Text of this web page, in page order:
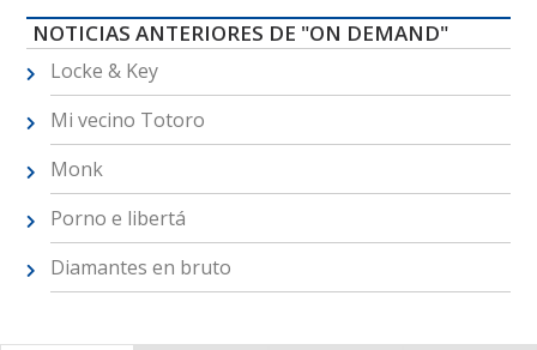
NOTICIAS ANTERIORES DE "ON DEMAND"
Locke & Key
Mi vecino Totoro
Monk
Porno e libertá
Diamantes en bruto